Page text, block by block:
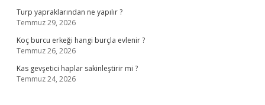
Turp yapraklarından ne yapılır ?
Temmuz 29, 2026
Koç burcu erkeği hangi burçla evlenir ?
Temmuz 26, 2026
Kas gevşetici haplar sakinleştirir mi ?
Temmuz 24, 2026